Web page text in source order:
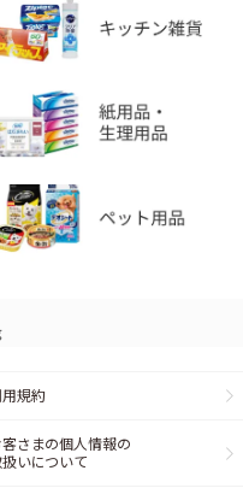
規約
客さまの個人情報の
いについて